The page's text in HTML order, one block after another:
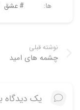
ها:
عشق
نوشته قبلی
چشمه های امید
یک دیدگاه